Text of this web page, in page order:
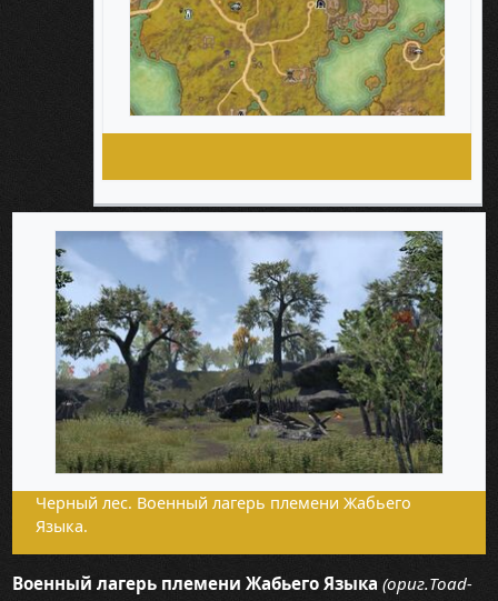
Черный лес. Военный лагерь племени Жабьего
Языка.
Военный лагерь племени Жабьего Языка (ориг.Toad-